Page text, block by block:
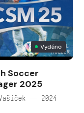
Vydáno
Soccer
2025
— 2024